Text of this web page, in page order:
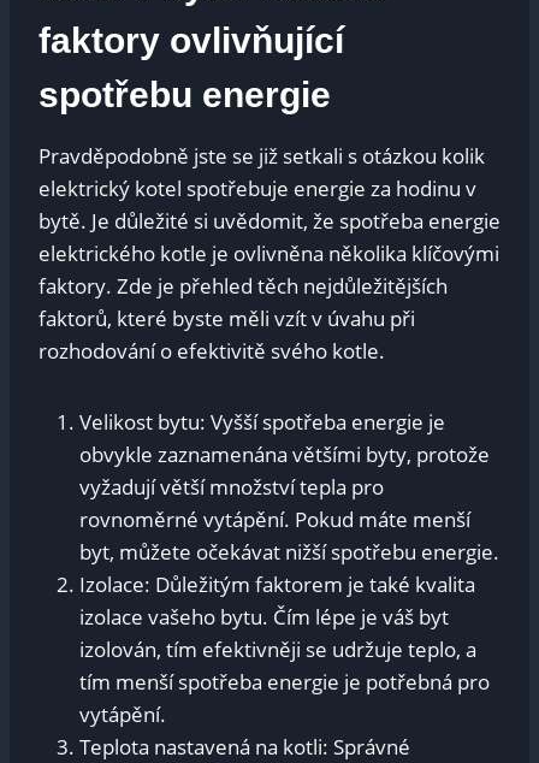
faktory ovlivňující⁣
spotřebu energie
Pravděpodobně jste se‍ již setkali s otázkou⁢ kolik
elektrický kotel spotřebuje energie za⁢ hodinu v
bytě. ‌Je důležité si ​uvědomit, že⁢ spotřeba energie
elektrického kotle je​ ovlivněna několika⁣ klíčovými
faktory. Zde je přehled ​těch nejdůležitějších⁢
faktorů, které⁤ byste měli⁣ vzít v úvahu při
rozhodování ‌o ‍efektivitě svého kotle.
Velikost bytu: Vyšší ​spotřeba energie je‌
obvykle zaznamenána ‌většími byty, ‌protože
vyžadují větší množství tepla⁢ pro
rovnoměrné vytápění.‍ Pokud máte menší
byt, můžete ⁢očekávat ⁢nižší spotřebu energie.
Izolace:⁣ Důležitým​ faktorem je‌ také kvalita
⁢izolace vašeho ⁤bytu. Čím lépe je váš byt
izolován, ⁣tím efektivněji se udržuje teplo, a
tím menší spotřeba⁢ energie je​ potřebná pro​
vytápění.
Teplota nastavená na kotli: Správné ​